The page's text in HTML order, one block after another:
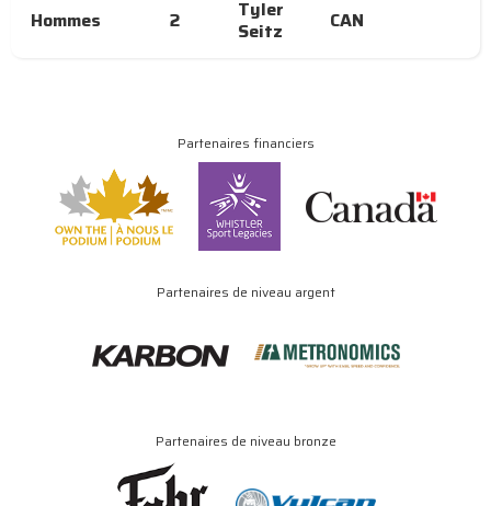
Hommes
2
Tyler
Seitz
CAN
Partenaires financiers
Partenaires de niveau argent
Partenaires de niveau bronze